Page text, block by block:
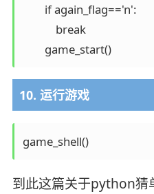
        if again_flag=='n':
            break
        game_start()
10. 运行游戏
game_shell()
到此这篇关于python猜